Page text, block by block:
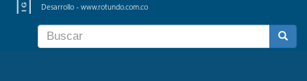
Desarrollo - www.rotundo.com.co
Formulario